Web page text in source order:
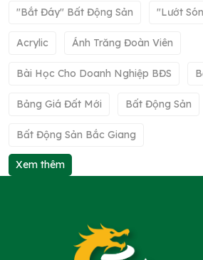
"bắt Đáy" Bất Động Sản "lướt
Acrylic Ánh Trăng Đoàn Viên
Bài Học Cho Doanh Nghiệp BĐS
Bảng Giá Đất Mới Bất Động Sản
Bất Động Sản Bắc Giang
Xem thêm